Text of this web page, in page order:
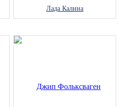
Лада Калина